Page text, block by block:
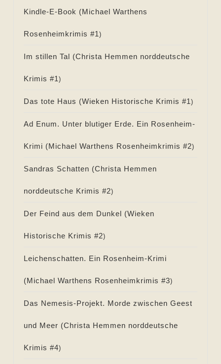
Kindle-E-Book (Michael Warthens
Rosenheimkrimis #1)
Im stillen Tal (Christa Hemmen norddeutsche
Krimis #1)
Das tote Haus (Wieken Historische Krimis #1)
Ad Enum. Unter blutiger Erde. Ein Rosenheim-
Krimi (Michael Warthens Rosenheimkrimis #2)
Sandras Schatten (Christa Hemmen
norddeutsche Krimis #2)
Der Feind aus dem Dunkel (Wieken
Historische Krimis #2)
Leichenschatten. Ein Rosenheim-Krimi
(Michael Warthens Rosenheimkrimis #3)
Das Nemesis-Projekt. Morde zwischen Geest
und Meer (Christa Hemmen norddeutsche
Krimis #4)